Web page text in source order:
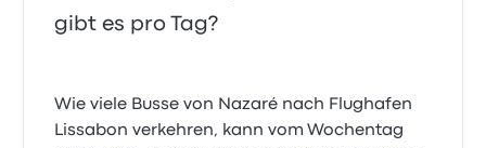
gibt es pro Tag?
Wie viele Busse von Nazaré nach Flughafen
Lissabon verkehren, kann vom Wochentag